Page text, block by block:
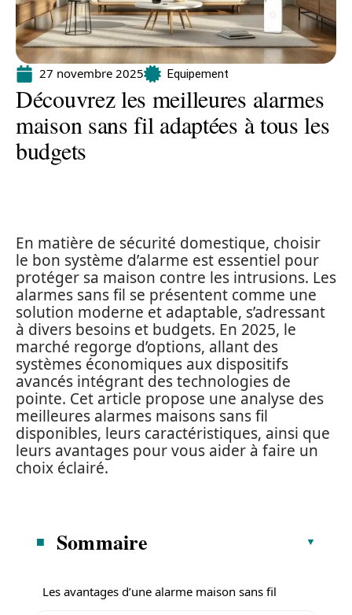
27 novembre 2025 Equipement
Découvrez les meilleures alarmes
maison sans fil adaptées à tous les
budgets
En matière de sécurité domestique, choisir
le bon système d’alarme est essentiel pour
protéger sa maison contre les intrusions. Les
alarmes sans fil se présentent comme une
solution moderne et adaptable, s’adressant
à divers besoins et budgets. En 2025, le
marché regorge d’options, allant des
systèmes économiques aux dispositifs
avancés intégrant des technologies de
pointe. Cet article propose une analyse des
meilleures alarmes maisons sans fil
disponibles, leurs caractéristiques, ainsi que
leurs avantages pour vous aider à faire un
choix éclairé.
Sommaire
Les avantages d’une alarme maison sans fil